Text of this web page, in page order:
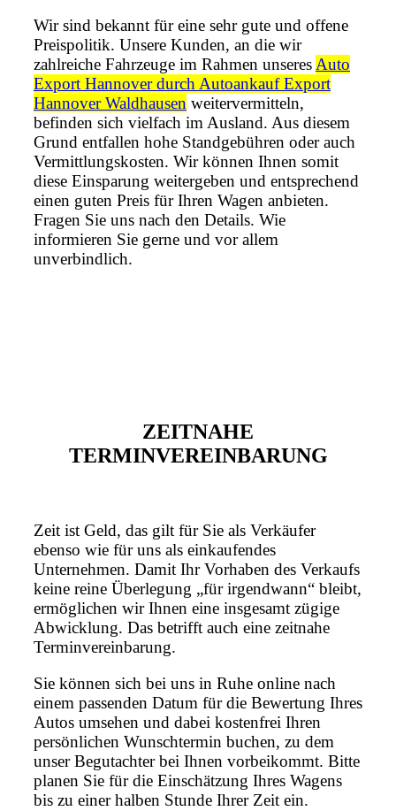
Wir sind bekannt für eine sehr gute und offene
Preispolitik. Unsere Kunden, an die wir
zahlreiche Fahrzeuge im Rahmen unseres Auto
Export Hannover durch Autoankauf Export
Hannover Waldhausen weitervermitteln,
befinden sich vielfach im Ausland. Aus diesem
Grund entfallen hohe Standgebühren oder auch
Vermittlungskosten. Wir können Ihnen somit
diese Einsparung weitergeben und entsprechend
einen guten Preis für Ihren Wagen anbieten.
Fragen Sie uns nach den Details. Wie
informieren Sie gerne und vor allem
unverbindlich.
ZEITNAHE
TERMINVEREINBARUNG
Zeit ist Geld, das gilt für Sie als Verkäufer
ebenso wie für uns als einkaufendes
Unternehmen. Damit Ihr Vorhaben des Verkaufs
keine reine Überlegung „für irgendwann“ bleibt,
ermöglichen wir Ihnen eine insgesamt zügige
Abwicklung. Das betrifft auch eine zeitnahe
Terminvereinbarung.
Sie können sich bei uns in Ruhe online nach
einem passenden Datum für die Bewertung Ihres
Autos umsehen und dabei kostenfrei Ihren
persönlichen Wunschtermin buchen, zu dem
unser Begutachter bei Ihnen vorbeikommt. Bitte
planen Sie für die Einschätzung Ihres Wagens
bis zu einer halben Stunde Ihrer Zeit ein.